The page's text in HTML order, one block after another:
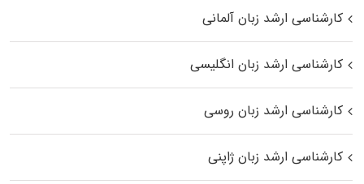
کارشناسی ارشد زبان آلمانی
کارشناسی ارشد زبان انگلیسی
کارشناسی ارشد زبان روسی
کارشناسی ارشد زبان ژاپنی